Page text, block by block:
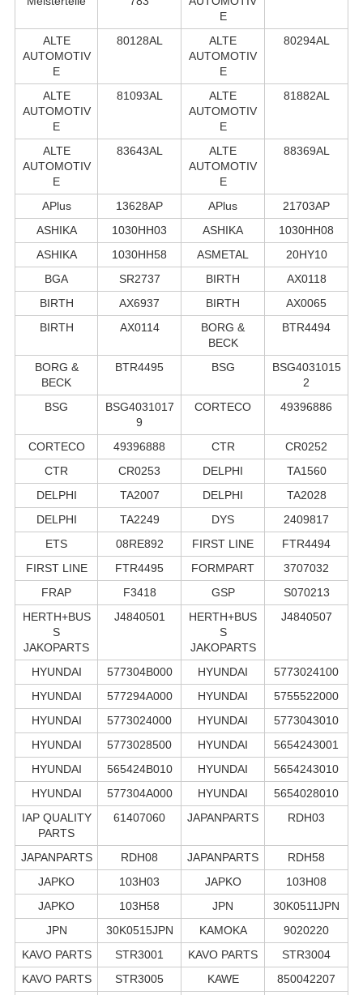
E
ALTE
AUTOMOTIV
E
80128AL
ALTE
AUTOMOTIV
E
80294AL
ALTE
AUTOMOTIV
E
81093AL
ALTE
AUTOMOTIV
E
81882AL
ALTE
AUTOMOTIV
E
83643AL
ALTE
AUTOMOTIV
E
88369AL
APlus 13628AP APlus
21703AP
ASHIKA
1030HH03 ASHIKA
1030HH08
ASHIKA
1030HH58 ASMETAL
20HY10
BGA
SR2737 BIRTH
AX0118
BIRTH
AX6937 BIRTH
AX0065
BIRTH
AX0114
BORG &
BECK
BTR4494
BORG &
BECK
BTR4495 BSG
BSG4031015
2
BSG
BSG4031017
9
CORTECO 49396886
CORTECO 49396888 CTR
CR0252
CTR
CR0253 DELPHI
TA1560
DELPHI
TA2007 DELPHI
TA2028
DELPHI
TA2249 DYS
2409817
ETS
08RE892 FIRST LINE
FTR4494
FIRST LINE
FTR4495 FORMPART
3707032
FRAP
F3418 GSP
S070213
HERTH+BUS
S
JAKOPARTS
J4840501
HERTH+BUS
S
JAKOPARTS
J4840507
HYUNDAI 577304B000 HYUNDAI
5773024100
HYUNDAI
577294A000 HYUNDAI
5755522000
HYUNDAI
5773024000 HYUNDAI
5773043010
HYUNDAI
5773028500 HYUNDAI
5654243001
HYUNDAI
565424B010 HYUNDAI
5654243010
HYUNDAI
577304A000 HYUNDAI
5654028010
IAP QUALITY
PARTS
61407060 JAPANPARTS RDH03
JAPANPARTS RDH08 JAPANPARTS
RDH58
JAPKO
103H03 JAPKO
103H08
JAPKO
103H58 JPN
30K0511JPN
JPN
30K0515JPN KAMOKA
9020220
KAVO PARTS
STR3001 KAVO PARTS
STR3004
KAVO PARTS
STR3005 KAWE
850042207